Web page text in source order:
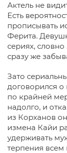
Актель не
Есть
прописывать
Ферита.
сериях,
сразу же
Зато
договорился о
по крайней
надолго, и
из Корханов
измена Кайи
удерживать
терпения